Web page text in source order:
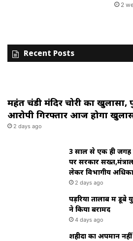
2
Recent Posts
महंत चंडी मंदिर चोरी का खुलासा,
आरोपी गिरफ्तार आज होगा
2 days ago
3 साल से एक ही जगह
पर सरकार
लेकर विभागीय
2 days ago
पड़रिया तालाब में
ने किया बरामद
4 days ago
शहीदों का अपमान